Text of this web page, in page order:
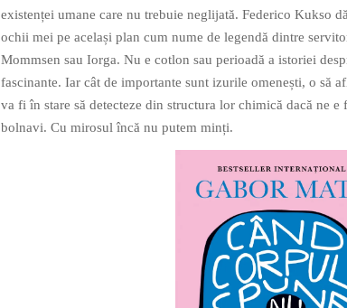
existenței umane care nu trebuie neglijată. Federico Kukso
ochii mei pe același plan cum nume de legendă dintre
Mommsen sau Iorga. Nu e cotlon sau perioadă a istoriei
fascinante. Iar cât de importante sunt izurile omenești, o să
va fi în stare să detecteze din structura lor chimică dacă ne e
bolnavi. Cu mirosul încă nu putem minți.